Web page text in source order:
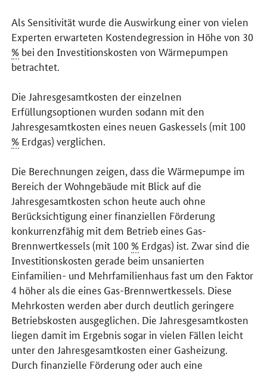
Als Sensitivität wurde die Auswirkung einer von vielen
Experten erwarteten Kostendegression in Höhe von 30
% bei den Investitionskosten von Wärmepumpen
betrachtet.
Die Jahresgesamtkosten der einzelnen
Erfüllungsoptionen wurden sodann mit den
Jahresgesamtkosten eines neuen Gaskessels (mit 100
% Erdgas) verglichen.
Die Berechnungen zeigen, dass die Wärmepumpe im
Bereich der Wohngebäude mit Blick auf die
Jahresgesamtkosten schon heute auch ohne
Berücksichtigung einer finanziellen Förderung
konkurrenzfähig mit dem Betrieb eines Gas-
Brennwertkessels (mit 100 % Erdgas) ist. Zwar sind die
Investitionskosten gerade beim unsanierten
Einfamilien- und Mehrfamilienhaus fast um den Faktor
4 höher als die eines Gas-Brennwertkessels. Diese
Mehrkosten werden aber durch deutlich geringere
Betriebskosten ausgeglichen. Die Jahresgesamtkosten
liegen damit im Ergebnis sogar in vielen Fällen leicht
unter den Jahresgesamtkosten einer Gasheizung.
Durch finanzielle Förderung oder auch eine